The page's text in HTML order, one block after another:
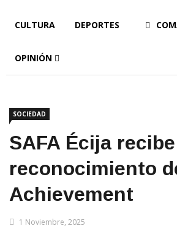
CULTURA DEPORTES
OPINIÓN
SOCIEDAD
SAFA Écija
reconocimiento
Achievement
1 Noviembre, 2025